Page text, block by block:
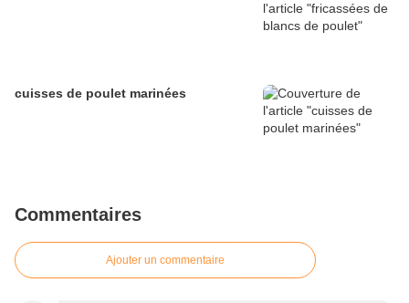
cuisses de poulet marinées
Commentaires
Ajouter un commentaire